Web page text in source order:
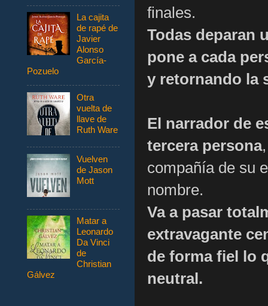
finales.
Todas deparan
pone a cada
y retornando la
El narrador de
tercera persona
compañía de su
nombre.
Va a pasar
extravagante
de forma fiel lo
neutral.
La cajita
de rapé de
Javier
Alonso
García-
Pozuelo
Otra
vuelta de
llave de
Ruth Ware
Vuelven
de Jason
Mott
Matar a
Leonardo
Da Vinci
de
Christian
Gálvez